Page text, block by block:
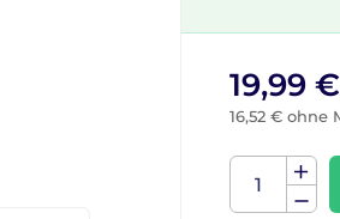
19,99 €
16,52 € ohne